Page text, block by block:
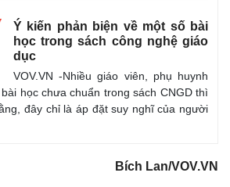
Ô tô - Xe máy
Xe máy
Tư vấn
Ý kiến phản biện về một số bài
học trong sách công nghệ giáo
dục
VOV.VN -Nhiều giáo viên, phụ huynh
học chưa chuẩn trong sách CNGD thì
đây chỉ là áp đặt suy nghĩ của người
Bích Lan/VOV.VN